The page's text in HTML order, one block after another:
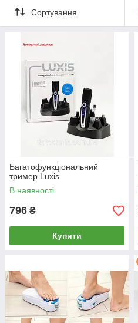
Сортування
Багатофункціональний
тример Luxis
В наявності
796 ₴
Купити